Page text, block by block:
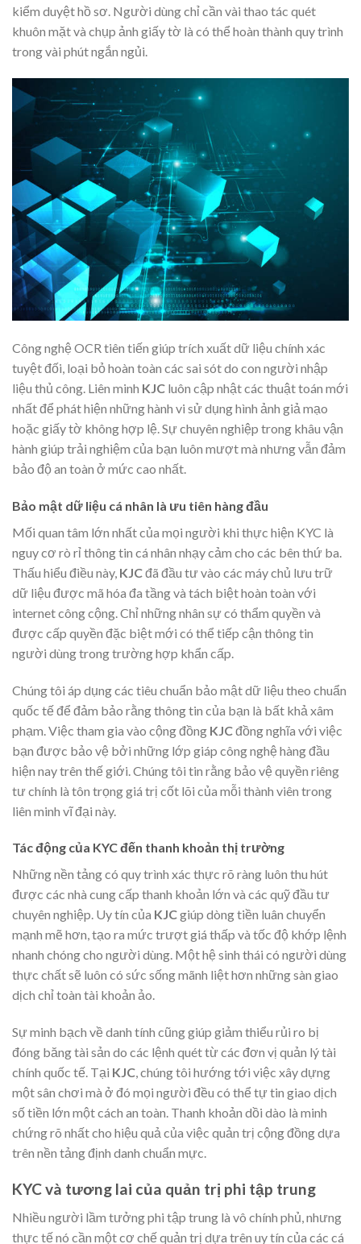
kiểm duyệt hồ sơ. Người dùng chỉ cần vài thao tác quét
khuôn mặt và chụp ảnh giấy tờ là có thể hoàn thành quy trình
trong vài phút ngắn ngủi.
Công nghệ OCR tiên tiến giúp trích xuất dữ liệu chính xác
tuyệt đối, loại bỏ hoàn toàn các sai sót do con người nhập
liệu thủ công. Liên minh KJC luôn cập nhật các thuật toán mới
nhất để phát hiện những hành vi sử dụng hình ảnh giả mạo
hoặc giấy tờ không hợp lệ. Sự chuyên nghiệp trong khâu vận
hành giúp trải nghiệm của bạn luôn mượt mà nhưng vẫn đảm
bảo độ an toàn ở mức cao nhất.
Bảo mật dữ liệu cá nhân là ưu tiên hàng đầu
Mối quan tâm lớn nhất của mọi người khi thực hiện KYC là
nguy cơ rò rỉ thông tin cá nhân nhạy cảm cho các bên thứ ba.
Thấu hiểu điều này, KJCđã đầu tư vào các máy chủ lưu trữ
dữ liệu được mã hóa đa tầng và tách biệt hoàn toàn với
internet công cộng. Chỉ những nhân sự có thẩm quyền và
được cấp quyền đặc biệt mới có thể tiếp cận thông tin
người dùng trong trường hợp khẩn cấp.
Chúng tôi áp dụng các tiêu chuẩn bảo mật dữ liệu theo chuẩn
quốc tế để đảm bảo rằng thông tin của bạn là bất khả xâm
phạm. Việc tham gia vào cộng đồng KJCđồng nghĩa với việc
bạn được bảo vệ bởi những lớp giáp công nghệ hàng đầu
hiện nay trên thế giới. Chúng tôi tin rằng bảo vệ quyền riêng
tư chính là tôn trọng giá trị cốt lõi của mỗi thành viên trong
liên minh vĩ đại này.
Tác động của KYC đến thanh khoản thị trường
Những nền tảng có quy trình xác thực rõ ràng luôn thu hút
được các nhà cung cấp thanh khoản lớn và các quỹ đầu tư
chuyên nghiệp. Uy tín của KJCgiúp dòng tiền luân chuyển
mạnh mẽ hơn, tạo ra mức trượt giá thấp và tốc độ khớp lệnh
nhanh chóng cho người dùng. Một hệ sinh thái có người dùng
thực chất sẽ luôn có sức sống mãnh liệt hơn những sàn giao
dịch chỉ toàn tài khoản ảo.
Sự minh bạch về danh tính cũng giúp giảm thiểu rủi ro bị
đóng băng tài sản do các lệnh quét từ các đơn vị quản lý tài
chính quốc tế. Tại KJC, chúng tôi hướng tới việc xây dựng
một sân chơi mà ở đó mọi người đều có thể tự tin giao dịch
số tiền lớn một cách an toàn. Thanh khoản dồi dào là minh
chứng rõ nhất cho hiệu quả của việc quản trị cộng đồng dựa
trên nền tảng định danh chuẩn mực.
KYC và tương lai của quản trị phi tập trung
Nhiều người lầm tưởng phi tập trung là vô chính phủ, nhưng
thực tế nó cần một cơ chế quản trị dựa trên uy tín của các cá